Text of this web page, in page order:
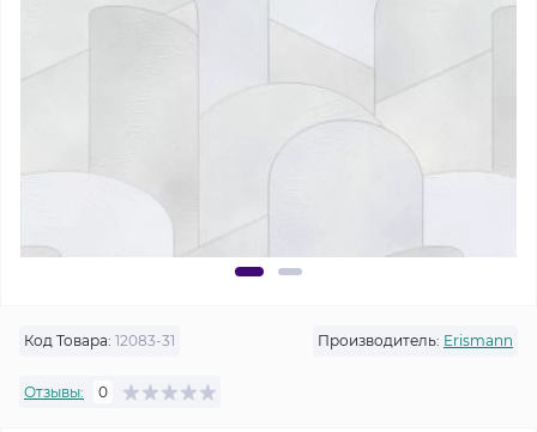
Код Товара: 12083-31 Производитель: Erismann
Отзывы: 0